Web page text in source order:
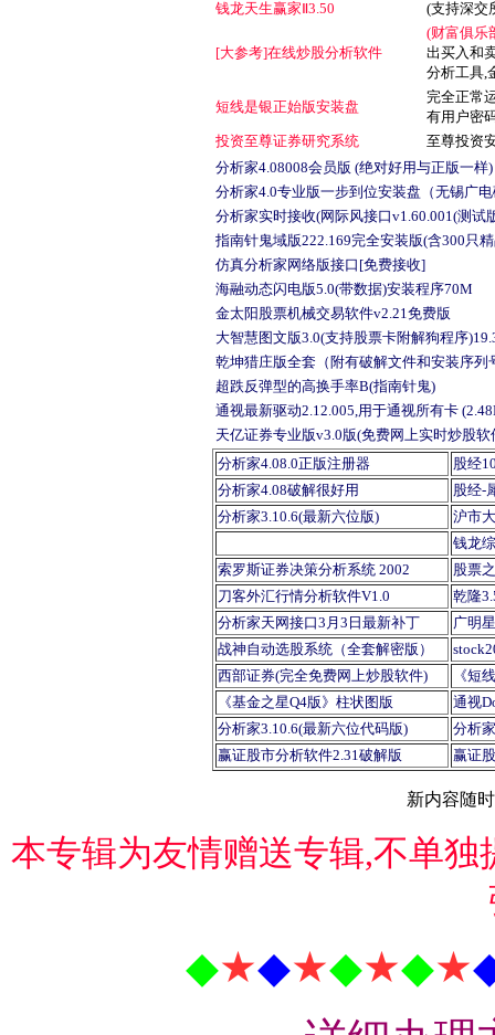
钱龙天生赢家Ⅱ3.50
(支持深交
[大参考]在线炒股分析软件
(财富俱乐
出买入和
分析工具,
短线是银正始版安装盘
完全正常
有用户密
投资至尊证券研究系统
至尊投资
分析家4.08008会员版 (绝对好用与正版一样)
分析家4.0专业版一步到位安装盘（无锡广
分析家实时接收(网际风接口v1.60.001(测试
指南针鬼域版222.169完全安装版(含300只
仿真分析家网络版接口[免费接收]
海融动态闪电版5.0(带数据)安装程序70M
金太阳股票机械交易软件v2.21免费版
大智慧图文版3.0(支持股票卡附解狗程序
乾坤猎庄版全套（附有破解文件和安装序列
超跌反弹型的高换手率B(指南针鬼)
通视最新驱动2.12.005,用于通视所有卡
天亿证券专业版v3.0版(免费网上实时炒股软
分析家4.08.0正版注册器
股经
分析家4.08破解很好用
股经-
分析家3.10.6(最新六位版)
沪市
钱龙
索罗斯证券决策分析系统 2002
股票
刀客外汇行情分析软件V1.0
乾隆
分析家天网接口3月3日最新补丁
广明
战神自动选股系统（全套解密版）
西部证券(完全免费网上炒股软件)
《短
《基金之星Q4版》柱状图版
通视
分析家3.10.6(最新六位代码版)
分析
赢证股市分析软件2.31破解版
赢证
新内容随
本专辑为友情赠送专辑,不单
◆★◆★◆★◆★